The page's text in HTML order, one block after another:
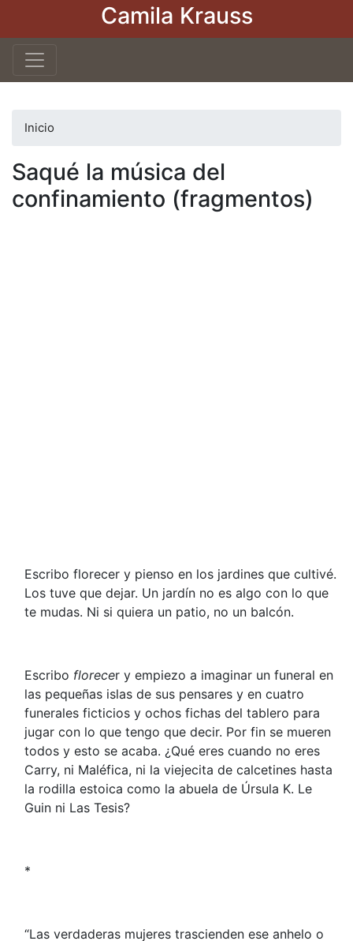
Pasar
Camila Krauss
Inicio
Saqué la música del
confinamiento (fragmentos)
Escribo florecer y pienso en los jardines que cultivé.
Los tuve que dejar. Un jardín no es algo con lo que
te mudas. Ni si quiera un patio, no un balcón.
Escribo florecer y empiezo a imaginar un funeral en
las pequeñas islas de sus pensares y en cuatro
funerales ficticios y ochos fichas del tablero para
jugar con lo que tengo que decir. Por fin se mueren
todos y esto se acaba. ¿Qué eres cuando no eres
Carry, ni Maléfica, ni la viejecita de calcetines hasta
la rodilla estoica como la abuela de Úrsula K. Le
Guin ni Las Tesis?
*
“Las verdaderas mujeres trascienden ese anhelo o